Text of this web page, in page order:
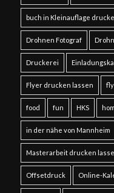
buch in Kleinauflage
Drohnen Fotograf
Druckerei
Flyer drucken lassen
food fun HKS
in der nähe von Mannheim
Masterarbeit drucken
Offsetdruck Online-